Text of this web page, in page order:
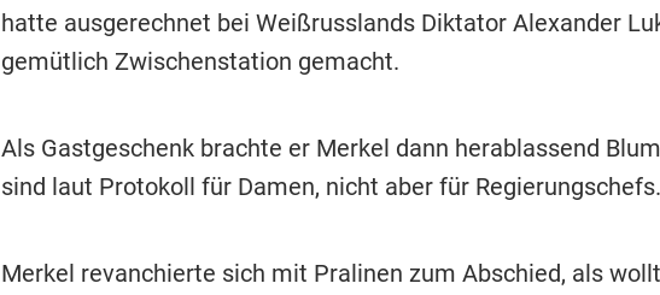
hatte ausgerechnet bei Weißrusslands Diktator Alexander
gemütlich Zwischenstation gemacht.
Als Gastgeschenk brachte er Merkel dann herablassend
sind laut Protokoll für Damen, nicht aber für Regierungschefs.
Merkel revanchierte sich mit Pralinen zum Abschied, als